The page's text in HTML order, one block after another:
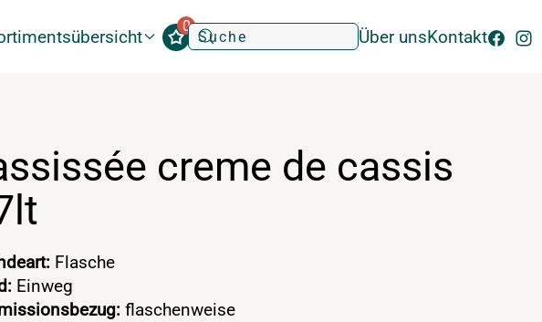
0
Über unsKontakt
creme de cassis
Flasche
Einweg
flaschenweise